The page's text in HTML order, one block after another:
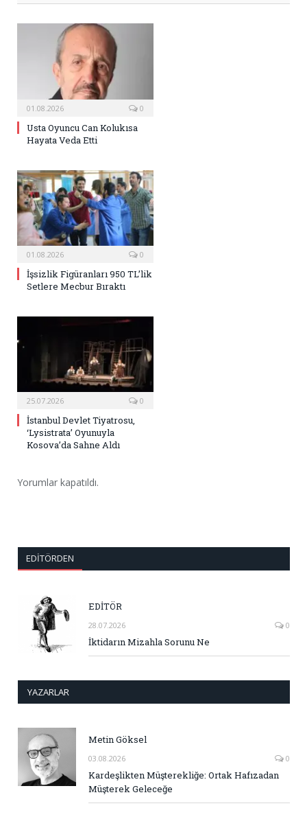
01.08.2026 0
Usta Oyuncu Can Kolukısa
Hayata Veda Etti
01.08.2026 0
İşsizlik Figüranları 950 TL’lik
Setlere Mecbur Bıraktı
25.07.2026 0
İstanbul Devlet Tiyatrosu,
‘Lysistrata’ Oyunuyla
Kosova’da Sahne Aldı
Yorumlar kapatıldı.
EDITÖRDEN
EDİTÖR
28.07.2026 0
İktidarın Mizahla Sorunu Ne
YAZARLAR
Metin Göksel
03.08.2026 0
Kardeşlikten Müşterekliğe: Ortak Hafızadan
Müşterek Geleceğe